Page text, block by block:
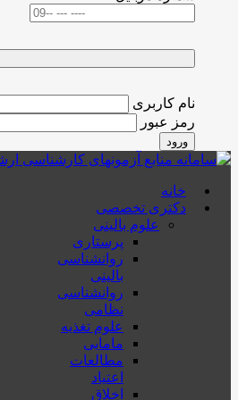
نام کاربری
رمز عبور
ورود
خانه
دکتری تخصصی
علوم بالینی
پرستاری
روانشناسی
بالینی
روانشناسی
نظامی
علوم تغذیه
مامایی
مطالعات
اعتیاد
اخلاق